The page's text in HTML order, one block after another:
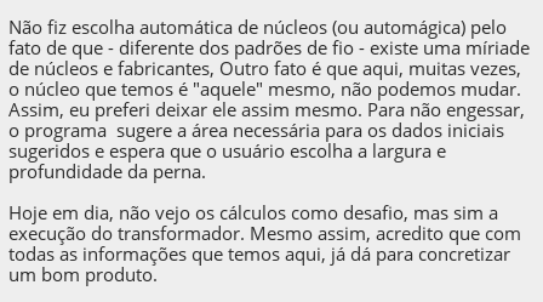
Não fiz escolha automática de núcleos (ou automágica) pelo
fato de que - diferente dos padrões de fio - existe uma míriade
de núcleos e fabricantes, Outro fato é que aqui, muitas vezes,
o núcleo que temos é "aquele" mesmo, não podemos mudar.
Assim, eu preferi deixar ele assim mesmo. Para não engessar,
o programa sugere a área necessária para os dados iniciais
sugeridos e espera que o usuário escolha a largura e
profundidade da perna.
Hoje em dia, não vejo os cálculos como desafio, mas sim a
execução do transformador. Mesmo assim, acredito que com
todas as informações que temos aqui, já dá para concretizar
um bom produto.